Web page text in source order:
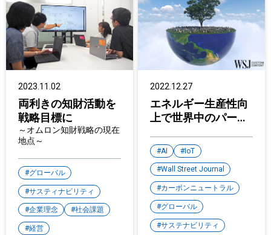
2023.11.02
両利きの知財活動を
戦略目標に
～オムロン知財戦略の現在
地点～
グローバル
サスティナビリティ
企業理念 社会課題
経営
2022.12.27
エネルギー生産性向
上で世界中のパート
ートラルの実現を目
指す
AI IoT
Wall Street Journal
カーボンニュートラル
グローバル
サステナビリティ